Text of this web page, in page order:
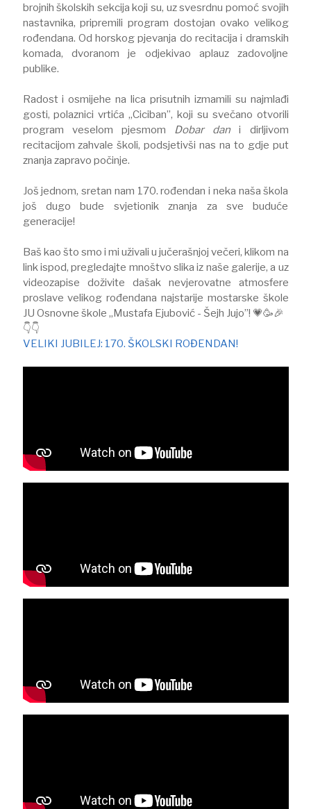
brojnih školskih sekcija koji su, uz svesrdnu pomoć svojih
nastavnika, pripremili program dostojan ovako velikog
rođendana. Od horskog pjevanja do recitacija i dramskih
komada, dvoranom je odjekivao aplauz zadovoljne
publike.
Radost i osmijehe na lica prisutnih izmamili su najmlađi
gosti, polaznici vrtića „Ciciban”, koji su svečano otvorili
program veselom pjesmom Dobar dani dirljivom
recitacijom zahvale školi, podsjetivši nas na to gdje put
znanja zapravo počinje.
Još jednom, sretan nam 170. rođendan i neka naša škola
još dugo bude svjetionik znanja za sve buduće
generacije!
Baš kao što smo i mi uživali u jučerašnjoj večeri, klikom na
link ispod, pregledajte mnoštvo slika iz naše galerije, a uz
videozapise doživite dašak nevjerovatne atmosfere
proslave velikog rođendana najstarije mostarske škole
JU Osnovne škole „Mustafa Ejubović - Šejh Jujo”! 💗🥳🎉
👇👇
VELIKI JUBILEJ: 170. ŠKOLSKI ROĐENDAN!